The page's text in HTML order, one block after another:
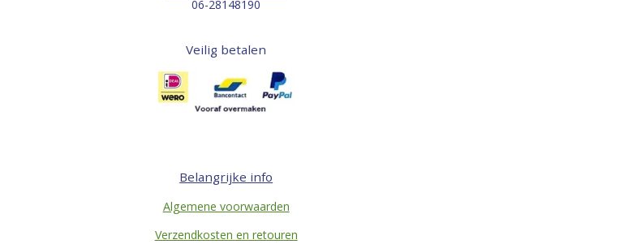
06-28148190
Veilig betalen
Belangrijke info
Algemene voorwaarden
Verzendkosten en retouren